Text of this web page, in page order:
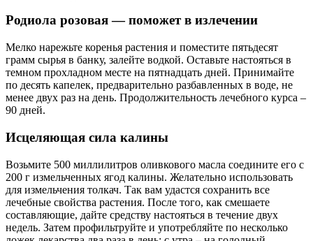
Родиола розовая — поможет в излечении
Мелко нарежьте коренья растения и поместите пятьдесят
грамм сырья в банку, залейте водкой. Оставьте настояться в
темном прохладном месте на пятнадцать дней. Принимайте
по десять капелек, предварительно разбавленных в воде, не
менее двух раз на день. Продолжительность лечебного курса –
90 дней.
Исцеляющая сила калины
Возьмите 500 миллилитров оливкового масла соедините его с
200 г измельченных ягод калины. Желательно использовать
для измельчения толкач. Так вам удастся сохранить все
лечебные свойства растения. После того, как смешаете
составляющие, дайте средству настояться в течение двух
недель. Затем профильтруйте и употребляйте по несколько